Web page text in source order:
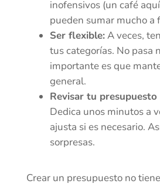
inofensivos (un café
pueden sumar mucho a
Ser flexible:A veces,
tus categorías. No pasa
importante es que
general.
Revisar tu presupuesto
Dedica unos minutos a
ajusta si es necesario.
sorpresas.
Crear un presupuesto no